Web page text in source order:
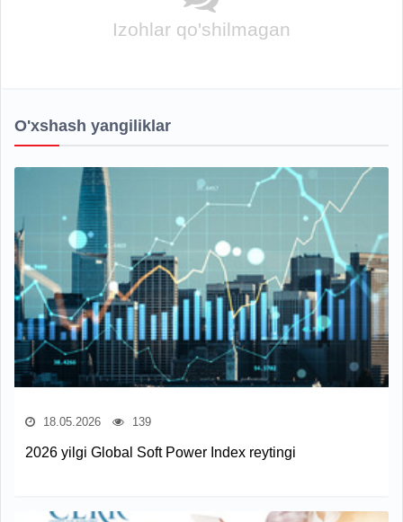
Izohlar qo'shilmagan
O'xshash yangiliklar
18.05.2026 139
2026 yilgi Global Soft Power Index reytingi